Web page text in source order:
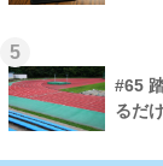
5
#65
るだ